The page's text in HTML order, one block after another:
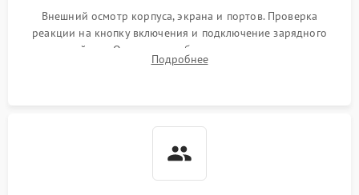
неисправности кулера
Выход из строя SSD или
HDD: медленная загрузка,
2000 ₽
Внешний осмотр корпуса, экрана и портов. Проверка
реакции на кнопку включения и подключение зарядного
устройства. Оценка потребления тока с помощью
лабораторного блока питания для локализации проблемы.
Подробнее